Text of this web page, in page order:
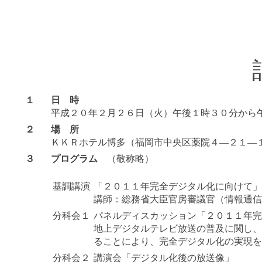
１
日 時
平成２０年２月２６日（火）午後１時３０分から
２
場 所
ＫＫＲホテル博多（福岡市中央区薬院４―２１―
３
プログラム （敬称略）
基調講演
「２０１１年完全デジタル化に向けて」
講師：総務省大臣官房審議官（情報通
分科会１
パネルディスカッション「２０１１年
地上デジタルテレビ放送の普及に関し
ることにより、完全デジタル化の実現
分科会２ 講演会「デジタル化後の放送像」